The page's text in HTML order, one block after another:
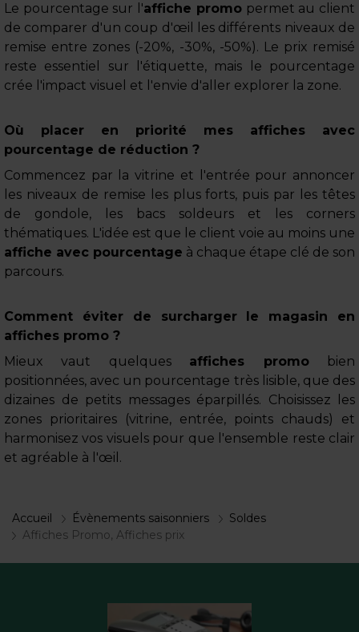
Le pourcentage sur l'affiche promopermet au client
de comparer d'un coup d'œil les différents niveaux de
remise entre zones (-20%, -30%, -50%). Le prix remisé
reste essentiel sur l'étiquette, mais le pourcentage
crée l'impact visuel et l'envie d'aller explorer la zone.
Où placer en priorité mes affiches avec
pourcentage de réduction ?
Commencez par la vitrine et l'entrée pour annoncer
les niveaux de remise les plus forts, puis par les têtes
de gondole, les bacs soldeurs et les corners
thématiques. L'idée est que le client voie au moins une
affiche avec pourcentage à chaque étape clé de son
parcours.
Comment éviter de surcharger le magasin en
affiches promo ?
Mieux vaut quelques affiches promobien
positionnées, avec un pourcentage très lisible, que des
dizaines de petits messages éparpillés. Choisissez les
zones prioritaires (vitrine, entrée, points chauds) et
harmonisez vos visuels pour que l'ensemble reste clair
et agréable à l'œil.
Accueil Évènements saisonniers
Soldes
Affiches Promo, Affiches prix